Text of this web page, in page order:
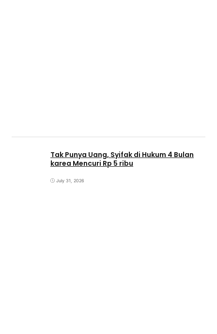
Tak Punya Uang, Syifak di Hukum 4 Bulan
karea Mencuri Rp 5 ribu
July 31, 2026